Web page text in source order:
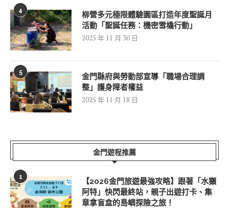
4
柳營多元極限體驗園區打造年度聖誕月
活動「聖誕任務：機密雪橇行動」
2025 年 11 月 30 日
5
金門縣府與勞動部宣導「職場合理調
整」護身障者權益
2025 年 11 月 18 日
金門遊程推薦
1
【2026金門旅遊最強攻略】跟著「水獺
阿特」快閃最終站，親子出遊打卡、集
章拿盲盒的島嶼探險之旅！